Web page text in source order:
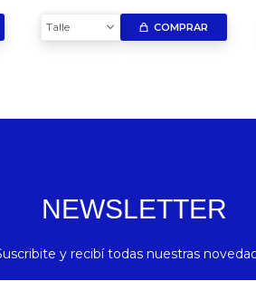
Talle COMPRAR
NEWSLETTER
y recibí todas nuestras